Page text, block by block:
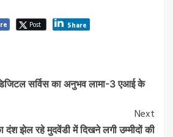
Post Share
सर्विस का अनुभव लामा-3 एआई के
Next
दंश झेल रहे मुदवेंडी में दिखने लगी उम्मीदों की